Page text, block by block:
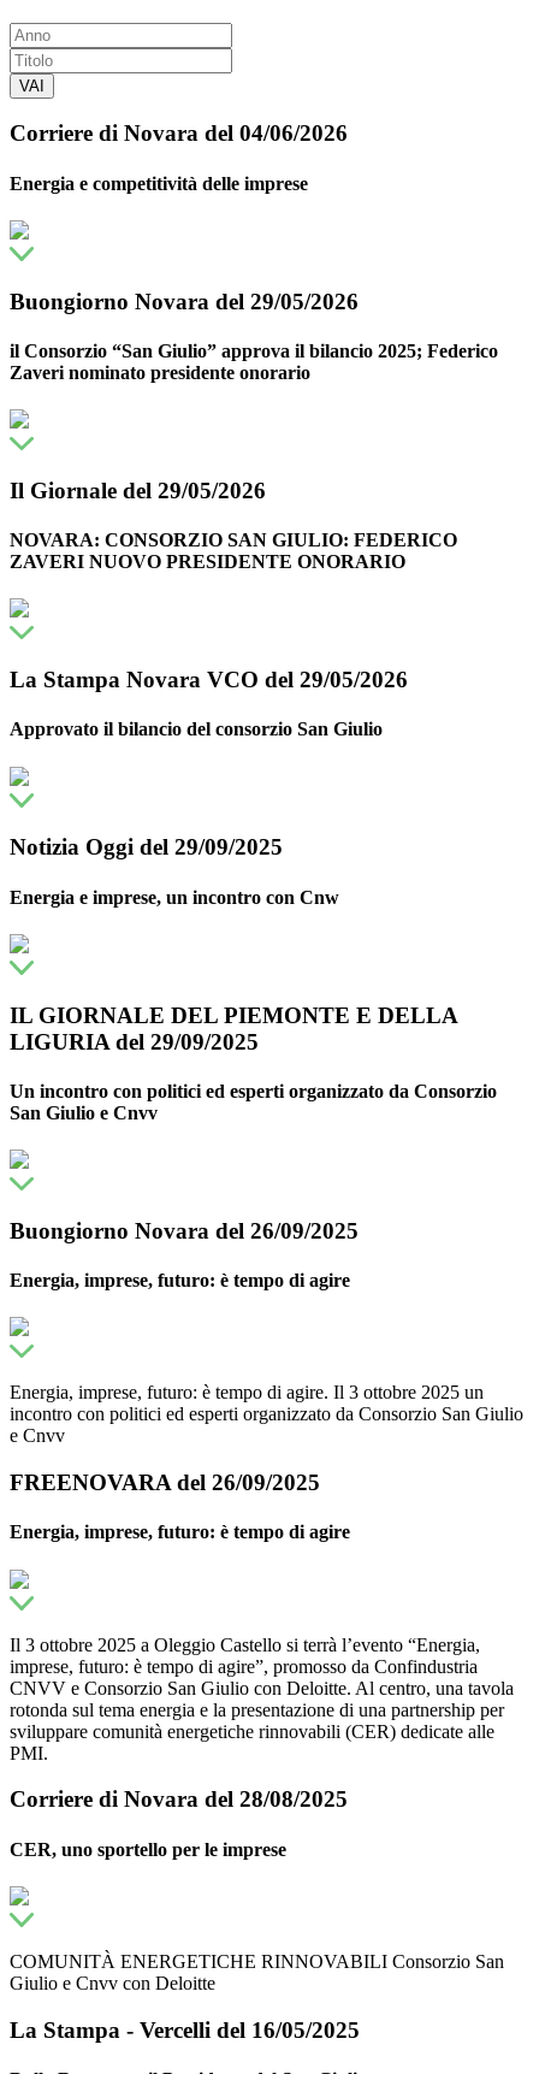
VAI
Corriere di Novara del 04/06/2026
Energia e competitività delle imprese
Buongiorno Novara del 29/05/2026
il Consorzio “San Giulio” approva il bilancio 2025; Federico
Zaveri nominato presidente onorario
Il Giornale del 29/05/2026
NOVARA: CONSORZIO SAN GIULIO: FEDERICO
ZAVERI NUOVO PRESIDENTE ONORARIO
La Stampa Novara VCO del 29/05/2026
Approvato il bilancio del consorzio San Giulio
Notizia Oggi del 29/09/2025
Energia e imprese, un incontro con Cnw
IL GIORNALE DEL PIEMONTE E DELLA
LIGURIA del 29/09/2025
Un incontro con politici ed esperti organizzato da Consorzio
San Giulio e Cnvv
Buongiorno Novara del 26/09/2025
Energia, imprese, futuro: è tempo di agire
Energia, imprese, futuro: è tempo di agire. Il 3 ottobre 2025 un
incontro con politici ed esperti organizzato da Consorzio San Giulio
e Cnvv
FREENOVARA del 26/09/2025
Energia, imprese, futuro: è tempo di agire
Il 3 ottobre 2025 a Oleggio Castello si terrà l’evento “Energia,
imprese, futuro: è tempo di agire”, promosso da Confindustria
CNVV e Consorzio San Giulio con Deloitte. Al centro, una tavola
rotonda sul tema energia e la presentazione di una partnership per
sviluppare comunità energetiche rinnovabili (CER) dedicate alle
PMI.
Corriere di Novara del 28/08/2025
CER, uno sportello per le imprese
COMUNITÀ ENERGETICHE RINNOVABILI Consorzio San
Giulio e Cnvv con Deloitte
La Stampa - Vercelli del 16/05/2025